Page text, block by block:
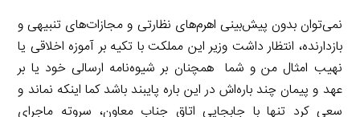
نمی‌توان بدون پیش‌بینی اهرم‌های نظارتی و مجازات‌های تنبیهی و
بازدارنده، انتظار داشت وزیر این مملکت با تکیه بر آموزه اخلاقی یا
نهیب امثال من و شما همچنان بر شیوه‌نامه ارسالی خود یا بر
عهد و پیمان چند باره‌اش در این باره پایبند باشد کما اینکه نماند و
سعی کرد تنها با جابجایی اتاق جناب معاون، سروته ماجرای